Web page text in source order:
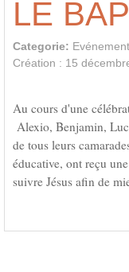
LE
Categorie:
Création : 15
Au cours d'une
Alexio, Benjamin,
de tous leurs
éducative, ont reçu
suivre Jésus afin de